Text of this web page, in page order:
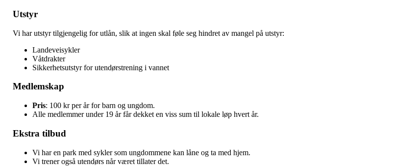
Utstyr
Vi har utstyr tilgjengelig for utlån, slik at ingen skal føle seg hindret av mangel på utstyr:
Landeveisykler
Våtdrakter
Sikkerhetsutstyr for utendørstrening i vannet
Medlemskap
Pris: 100 kr per år for barn og ungdom.
Alle medlemmer under 19 år får dekket en viss sum til lokale løp hvert år.
Ekstra tilbud
Vi har en park med sykler som ungdommene kan låne og ta med hjem.
Vi trener også utendørs når været tillater det.